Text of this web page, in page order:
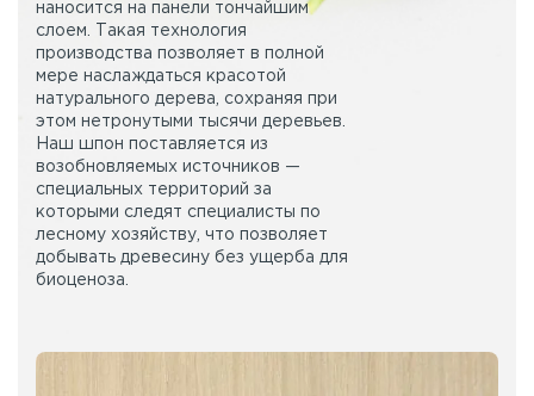
наносится на панели тончайшим
слоем. Такая технология
производства позволяет в полной
мере наслаждаться красотой
натурального дерева, сохраняя при
этом нетронутыми тысячи деревьев.
Наш шпон поставляется из
возобновляемых источников —
специальных территорий за
которыми следят специалисты по
лесному хозяйству, что позволяет
добывать древесину без ущерба для
биоценоза.